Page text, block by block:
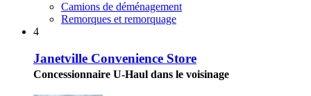
Camions de déménagement
Remorques et remorquage
4
Janetville Convenience Store
Concessionnaire U-Haul dans le voisinage